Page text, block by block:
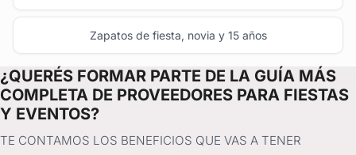
Zapatos de fiesta, novia y 15 años
¿QUERÉS FORMAR PARTE DE LA GUÍA MÁS
COMPLETA DE PROVEEDORES PARA FIESTAS
Y EVENTOS?
TE CONTAMOS LOS BENEFICIOS QUE VAS A TENER